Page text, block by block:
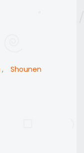
,
Shounen